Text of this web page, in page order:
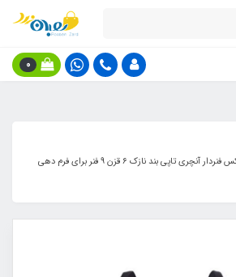
0
گن لاغری ساعت شنی لاتکس فنردار آنچری تاپی بند نازک ۶ قزن 9 فنر برای فرم دهی